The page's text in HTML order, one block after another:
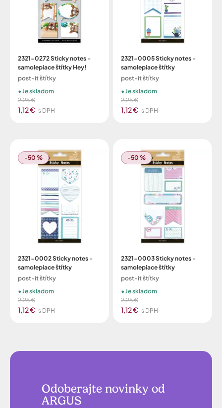
2321-0272 Sticky notes -
samolepiace štítky Hey!
post-it štítky
2,25 €
1,12 € s DPH
Je skladom
2321-0005 Sticky notes -
samolepiace štítky
post-it štítky
2,25 €
1,12 € s DPH
Je skladom
-50 %
2321-0002 Sticky notes -
samolepiace štítky
post-it štítky
2,25 €
1,12 € s DPH
Je skladom
-50 %
2321-0003 Sticky notes -
samolepiace štítky
post-it štítky
2,25 €
1,12 € s DPH
Je skladom
Odoberajte novinky od
ARGUS